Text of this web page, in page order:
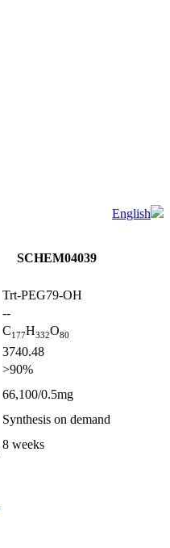
English
SCHEM04039
Trt-PEG79-OH
--
C177H332O80
3740.48
>90%
66,100/0.5mg
Synthesis on demand
8 weeks